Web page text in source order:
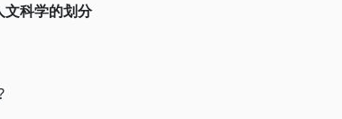
文科学的划分